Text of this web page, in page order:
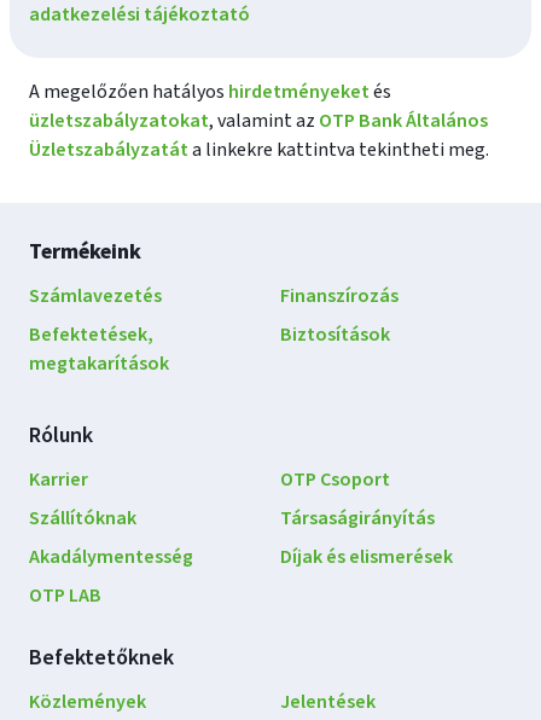
adatkezelési tájékoztató
A megelőzően hatályos hirdetményeketés
üzletszabályzatokat, valamint az OTP Bank Általános
Üzletszabályzatáta linkekre kattintva tekintheti meg.
Lábléc
navigáció
Termékeink
Számlavezetés
Finanszírozás
Befektetések,
megtakarítások
Biztosítások
Rólunk
Karrier
Szállítóknak
Akadálymentesség
OTP LAB
OTP Csoport
Társaságirányítás
Díjak és elismerések
Befektetőknek
Közlemények
Jelentések